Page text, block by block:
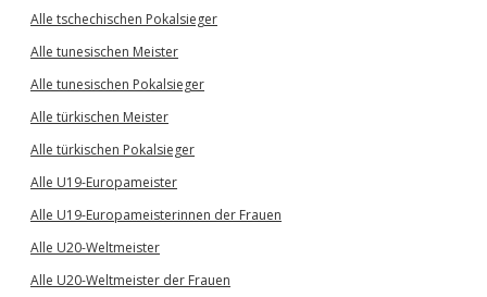
Alle tschechischen Pokalsieger
Alle tunesischen Meister
Alle tunesischen Pokalsieger
Alle türkischen Meister
Alle türkischen Pokalsieger
Alle U19-Europameister
Alle U19-Europameisterinnen der Frauen
Alle U20-Weltmeister
Alle U20-Weltmeister der Frauen